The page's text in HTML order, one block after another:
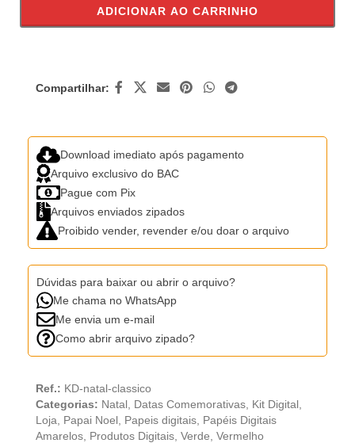
ADICIONAR AO CARRINHO
Compartilhar:
Download imediato após pagamento
Arquivo exclusivo do BAC
Pague com Pix
Arquivos enviados zipados
Proibido vender, revender e/ou doar o arquivo
Dúvidas para baixar ou abrir o arquivo?
Me chama no WhatsApp
Me envia um e-mail
Como abrir arquivo zipado?
Ref.: KD-natal-classico
Categorias: Natal Datas Comemorativas Kit Digital
Loja
Papai Noel Papeis digitais Papéis Digitais
Amarelos Produtos Digitais Verde Vermelho